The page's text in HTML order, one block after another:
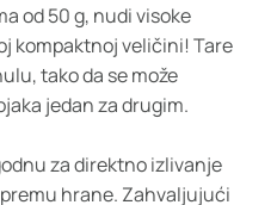
od 50 g, nudi visoke
kompaktnoj veličini! Tare
tako da se može
jedan za drugim.
za direktno izlivanje
hrane. Zahvaljujući